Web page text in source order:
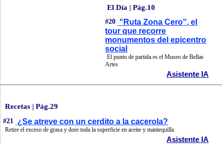
El Día | Pág.10
#20 "Ruta Zona Cero", el
tour que recorre
monumentos del epicentro
social
El punto de partida es el Museo de Bellas
Artes
Asistente IA
Recetas | Pág.29
#21 ¿Se atreve con un cerdito a la cacerola?
Retire el exceso de grasa y dore toda la superficie en aceite y mantequilla
Asistente IA